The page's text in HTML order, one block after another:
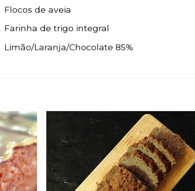
Flocos de aveia
Farinha de trigo integral
Limão/Laranja/Chocolate 85%
Adicionar
aos
favoritos
Adicionar
aos
favoritos